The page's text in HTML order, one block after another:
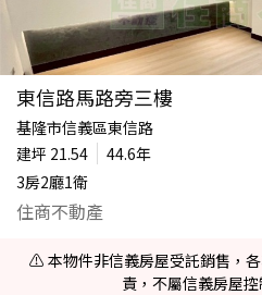
東信路馬路旁三樓
基隆市信義區東信路
建坪 21.54
44.6年
3房2廳1衛
住商不動產
⚠️ 本物件非信義房屋受託銷售，
責，不屬信義房屋